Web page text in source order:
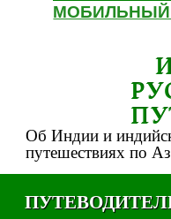
МОБИЛЬНЫЙ
Об Индии и
путешествиях по